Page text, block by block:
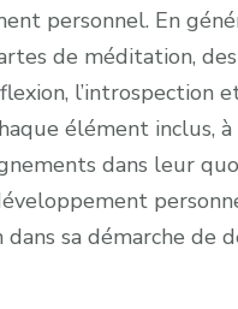
personnel. En
de méditation,
l’introspection
élément inclus, à
dans leur
sa démarche de